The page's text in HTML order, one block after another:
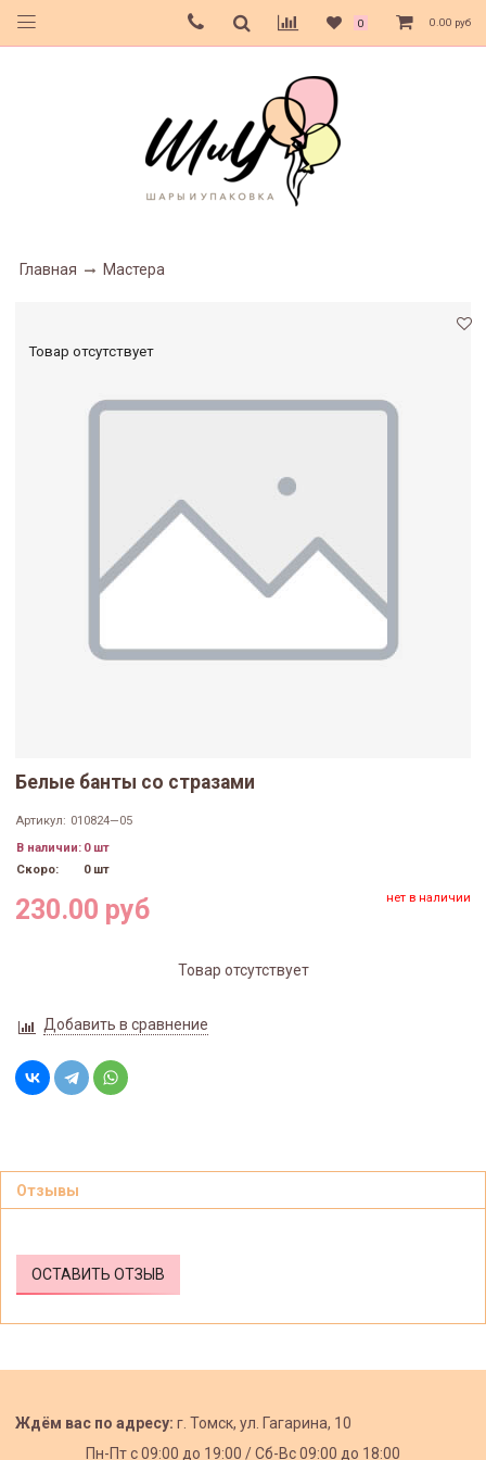
0 0.00 руб
Главная Мастера
Товар отсутствует
Белые банты со стразами
Артикул: 010824—05
В наличии: 0 шт
Скоро:
0 шт
230.00 руб нет в наличии
Товар отсутствует
Добавить в сравнение
Отзывы
ОСТАВИТЬ ОТЗЫВ
Ждём вас по адресу: г. Томск, ул. Гагарина, 10
Пн-Пт с09:00 до 19:00 /Сб-Вс 09:00 до 18:00